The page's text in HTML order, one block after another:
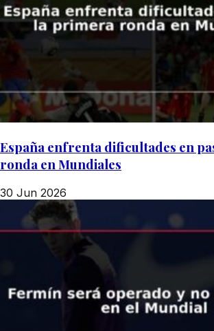
España enfrenta dificultades en
ronda en Mundiales
30 Jun 2026